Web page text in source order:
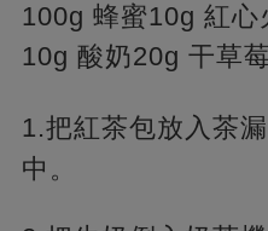
100g 蜂蜜10g 紅
10g 酸奶20g 干草
1.把紅茶包放入茶漏
中。